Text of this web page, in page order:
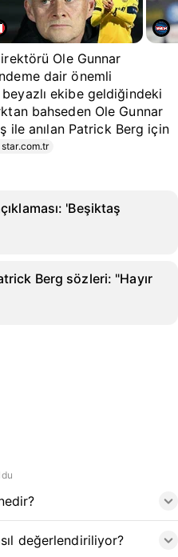
Ole Gunnar
dair önemli
ekibe geldiğindeki
bahseden Ole Gunnar
ile anılan Patrick Berg için
star.com.tr
'Beşiktaş
Berg sözleri: "Hayır
değerlendiriliyor?